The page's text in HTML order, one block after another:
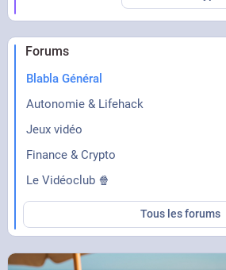
Forums
Blabla Général
Autonomie & Lifehack
Jeux vidéo
Finance & Crypto
Le Vidéoclub 🍿
Tous les forums